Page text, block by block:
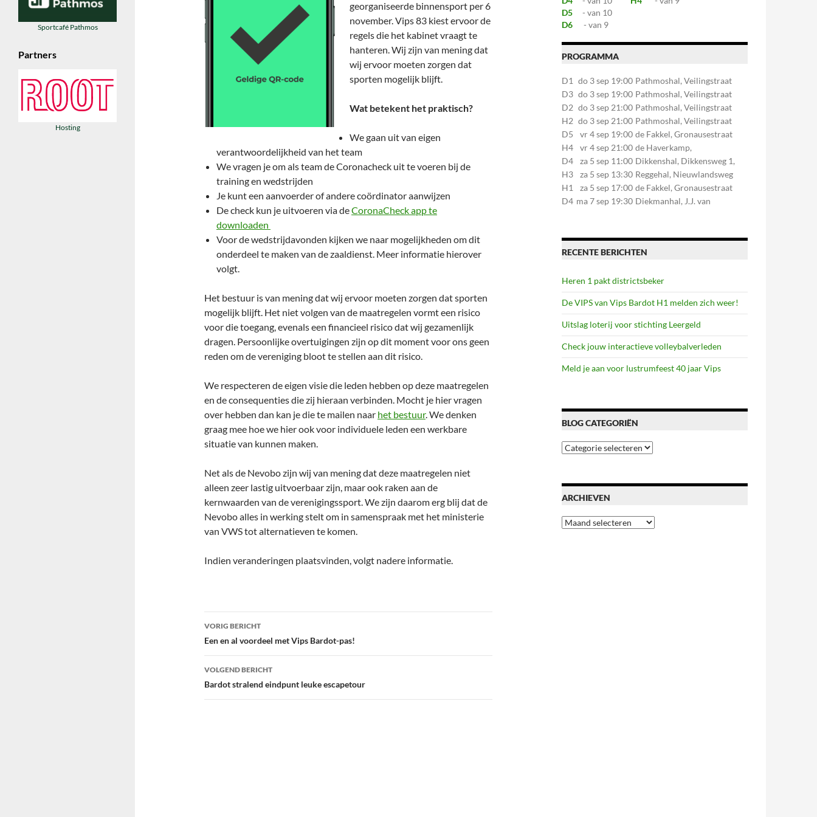
georganiseerde binnensport per 6
november. Vips 83 kiest ervoor de
regels die het kabinet vraagt te
hanteren. Wij zijn van mening dat
wij ervoor moeten zorgen dat
sporten mogelijk blijft.
Wat betekent het praktisch?
We gaan uit van eigen
verantwoordelijkheid van het team
We vragen je om als team de Coronacheck uit te voeren bij de
training en wedstrijden
Je kunt een aanvoerder of andere coördinator aanwijzen
De check kun je uitvoeren via deCoronaCheck app te
downloaden
Voor de wedstrijdavonden kijken we naar mogelijkheden om dit
onderdeel te maken van de zaaldienst. Meer informatie hierover
volgt.
Het bestuur is van mening dat wij ervoor moeten zorgen dat sporten
mogelijk blijft. Het niet volgen van de maatregelen vormt een risico
voor die toegang, evenals een financieel risico dat wij gezamenlijk
dragen. Persoonlijke overtuigingen zijn op dit moment voor ons geen
reden om de vereniging bloot te stellen aan dit risico.
We respecteren de eigen visie die leden hebben op deze maatregelen
en de consequenties die zij hieraan verbinden. Mocht je hier vragen
over hebben dan kan je die te mailen naar het bestuur. We denken
graag mee hoe we hier ook voor individuele leden een werkbare
situatie van kunnen maken.
Net als de Nevobo zijn wij van mening dat deze maatregelen niet
alleen zeer lastig uitvoerbaar zijn, maar ook raken aan de
kernwaarden van de verenigingssport. We zijn daarom erg blij dat de
Nevobo alles in werking stelt om in samenspraak met het ministerie
van VWS tot alternatieven te komen.
Indien veranderingen plaatsvinden, volgt nadere informatie.
Bericht
navigatie
VORIG BERICHT
Een en al voordeel met Vips Bardot-pas!
VOLGEND BERICHT
Bardot stralend eindpunt leuke escapetour
D5
- van 10
D6
- van 9
PROGRAMMA
D1 do 3 sep 19:00 Pathmoshal, Veilingstraat
20, 7545LZ Enschede
D3 do 3 sep 19:00 Pathmoshal, Veilingstraat
20, 7545LZ Enschede
D2 do 3 sep 21:00 Pathmoshal, Veilingstraat
20, 7545LZ Enschede
H2 do 3 sep 21:00 Pathmoshal, Veilingstraat
20, 7545LZ Enschede
D5 vr 4 sep 19:00 de Fakkel, Gronausestraat
107, 7581CE Losser
H4 vr 4 sep 21:00 de Haverkamp,
Stationsstraat 30, 7475AM
Markelo
D4 za 5 sep 11:00 Dikkenshal, Dikkensweg 1,
7641CC Wierden
H3 za 5 sep 13:30 Reggehal, Nieuwlandsweg
1, 7461VP Rijssen
H1 za 5 sep 17:00 de Fakkel, Gronausestraat
107, 7581CE Losser
D4 ma 7 sep 19:30 Diekmanhal, J.J. van
RECENTE BERICHTEN
Heren 1 pakt districtsbeker
De VIPS van Vips Bardot H1 melden zich weer!
Uitslag loterij voor stichting Leergeld
Check jouw interactieve volleybalverleden
Meld je aan voor lustrumfeest 40 jaar Vips
BLOG CATEGORIËN
Blog
categoriën
ARCHIEVEN
Archieven
Sportcafé Pathmos
Partners
Hosting